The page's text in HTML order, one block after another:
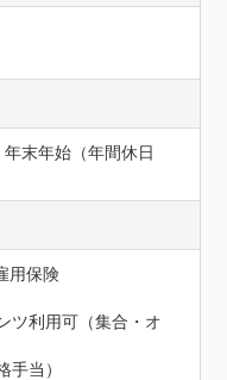
末年始（年間休日
用保険
ツ利用可（集合・オ
手当）